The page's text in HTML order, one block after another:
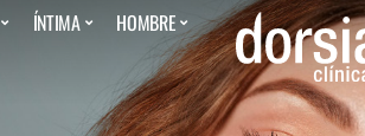
ÍNTIMA HOMBRE